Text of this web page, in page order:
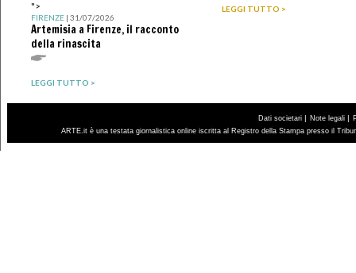
">
FIRENZE| 31/07/2026
Artemisia a Firenze, il racconto
della rinascita
LEGGI TUTTO >
LEGGI TUTTO >
Dati societari | Note legali |
ARTE.it è una testata giornalistica online iscritta al Registro della Stampa presso il